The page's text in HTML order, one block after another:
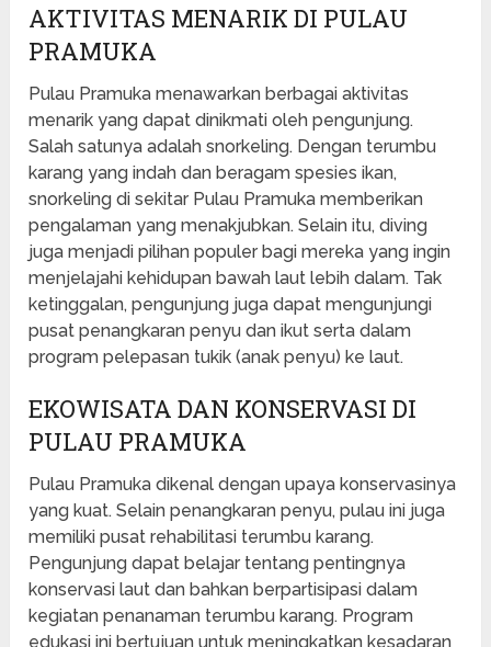
AKTIVITAS MENARIK DI PULAU
PRAMUKA
Pulau Pramuka menawarkan berbagai aktivitas
menarik yang dapat dinikmati oleh pengunjung.
Salah satunya adalah snorkeling. Dengan terumbu
karang yang indah dan beragam spesies ikan,
snorkeling di sekitar Pulau Pramuka memberikan
pengalaman yang menakjubkan. Selain itu, diving
juga menjadi pilihan populer bagi mereka yang ingin
menjelajahi kehidupan bawah laut lebih dalam. Tak
ketinggalan, pengunjung juga dapat mengunjungi
pusat penangkaran penyu dan ikut serta dalam
program pelepasan tukik (anak penyu) ke laut.
EKOWISATA DAN KONSERVASI DI
PULAU PRAMUKA
Pulau Pramuka dikenal dengan upaya konservasinya
yang kuat. Selain penangkaran penyu, pulau ini juga
memiliki pusat rehabilitasi terumbu karang.
Pengunjung dapat belajar tentang pentingnya
konservasi laut dan bahkan berpartisipasi dalam
kegiatan penanaman terumbu karang. Program
edukasi ini bertujuan untuk meningkatkan kesadaran